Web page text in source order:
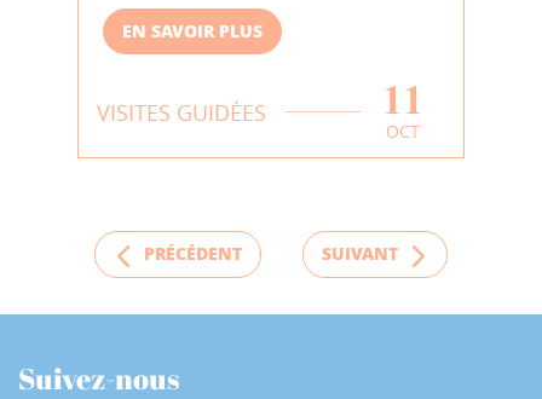
EN SAVOIR PLUS
VISITES GUIDÉES 11
OCT
PRÉCÉDENT SUIVANT
Suivez-nous